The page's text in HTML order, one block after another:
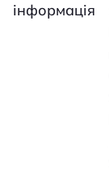
інформація